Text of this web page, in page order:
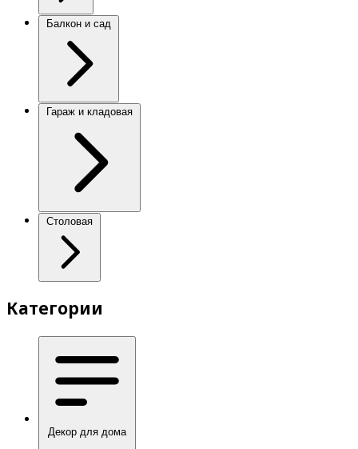
Балкон и сад
Гараж и кладовая
Столовая
Категории
Декор для дома